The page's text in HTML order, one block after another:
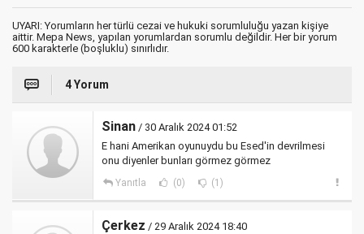
UYARI: Yorumların her türlü cezai ve hukuki sorumluluğu yazan kişiye
aittir. Mepa News, yapılan yorumlardan sorumlu değildir. Her bir yorum
600 karakterle (boşluklu) sınırlıdır.
4 Yorum
Sinan / 30 Aralık 2024 01:52
E hani Amerikan oyunuydu bu Esed'in devrilmesi
onu diyenler bunları görmez görmez
Yanıtla (0) (1)
Çerkez / 29 Aralık 2024 18:40